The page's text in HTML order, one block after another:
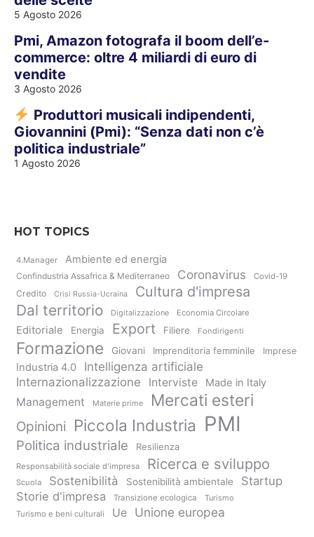
5 Agosto 2026
Pmi, Amazon fotografa il boom dell’e-
commerce: oltre 4 miliardi di euro di
vendite
3 Agosto 2026
Produttori musicali indipendenti,
Giovannini (Pmi): “Senza dati non c’è
politica industriale”
1 Agosto 2026
HOT TOPICS
4.Manager Ambiente ed energia
Confindustria Assafrica & Mediterraneo Coronavirus Covid-19
Credito Crisi Russia-Ucraina Cultura d'impresa
Dal territorio Digitalizzazione Economia Circolare
Editoriale Energia Export Filiere Fondirigenti
Formazione Giovani Imprenditoria femminile Imprese
Industria 4.0
Intelligenza artificiale
Internazionalizzazione
Interviste Made in Italy
Management Materie prime Mercati esteri
Opinioni Piccola Industria PMI
Politica industriale Resilienza
Responsabilità sociale d'impresa Ricerca e sviluppo
Scuola Sostenibilità Sostenibilità ambientale
Startup
Storie d'impresa
Transizione ecologica
Turismo
Turismo e beni culturali
Ue Unione europea